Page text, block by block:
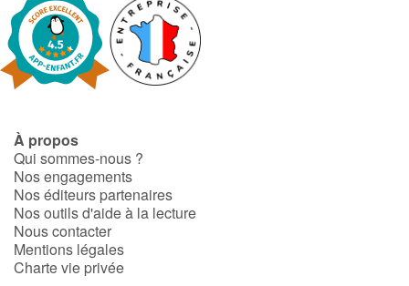
À propos
Qui sommes-nous ?
Nos engagements
Nos éditeurs partenaires
Nos outils d'aide à la lecture
Nous contacter
Mentions légales
Charte vie privée